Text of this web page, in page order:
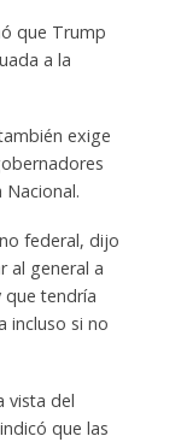
que Trump
a la
exige
federal, dijo
al general a
que tendría
incluso si no
vista del
que las